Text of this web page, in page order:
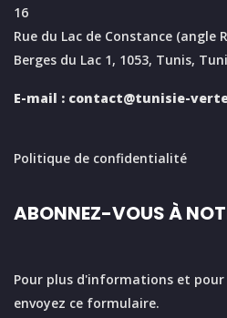
16
Rue du Lac de Constance (angle
Berges du Lac 1, 1053, Tunis,
E-mail : contact@tunisie-
Politique de confidentialité
ABONNEZ-VOUS À
Pour plus d'informations et pour
envoyez ce formulaire.